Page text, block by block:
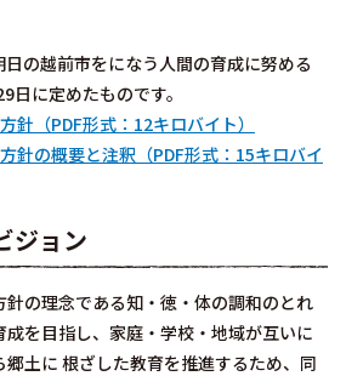
の越前市をになう人間の育成に努める
日に定めたものです。
針（PDF形式：12キロバイト）
針の概要と注釈（PDF形式：15キロバイ
ジョン
の理念である知・徳・体の調和のとれ
を目指し、家庭・学校・地域が互いに
土に 根ざした教育を推進するため、同